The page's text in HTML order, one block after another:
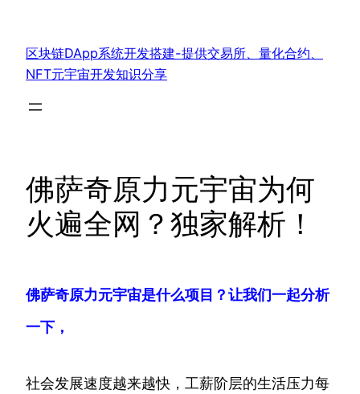
区块链DApp系统开发搭建-提供交易所、量化合约、
NFT元宇宙开发知识分享
佛萨奇原力元宇宙为何
火遍全网？独家解析！
佛萨奇原力元宇宙是什么项目？让我们一起分析
一下，
社会发展速度越来越快，工薪阶层的生活压力每